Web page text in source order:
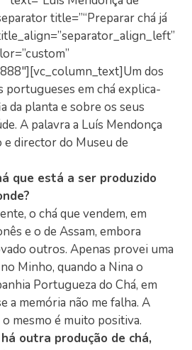
title=”“Preparar chá já
dos
portugueses em chá explica-
da planta e sobre os seus
A palavra a Luís Mendonça
director do Museu de
que está a ser produzido
o chá que vendem, em
e o de Assam, embora
outros. Apenas provei uma
Minho, quando a Nina o
Portugueza do Chá, em
a memória não me falha. A
mesmo é muito positiva.
outra produção de chá,